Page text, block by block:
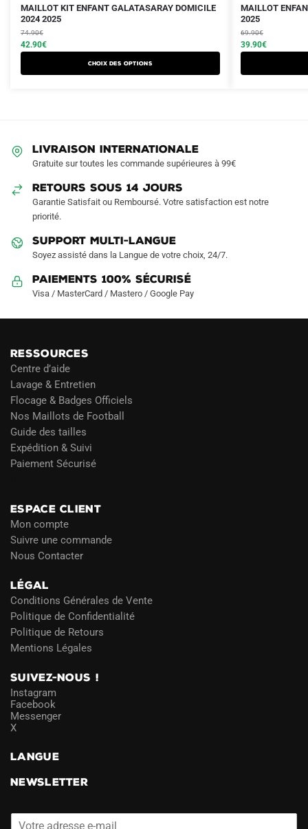
MAILLOT KIT ENFANT GALATASARAY DOMICILE
2024 2025
74.90€
Le
prix
initial
était :
42.90€
Le
prix
actuel
est :
Choix des options
Ce
produit
a
plusieurs
variations.
choisies
la
page
produit
MAILLOT
2025
69.90€
Le
prix
initial
était :
39.90€
Le
prix
actuel
est :
Ce
produit
a
plusieurs
variations.
page
LIVRAISON INTERNATIONALE
Gratuite sur toutes les commande supérieures à 99€
RETOURS SOUS 14 JOURS
Garantie Satisfait ou Remboursé. Votre satisfaction est notre
priorité.
SUPPORT MULTI-LANGUE
Soyez assisté dans la Langue de votre choix, 24/7.
Paiements 100% Sécurisé
Visa / MasterCard / Mastero / Google Pay
RESSOURCES
Centre d’aide
Lavage & Entretien
Flocage & Badges Officiels
Nos Maillots de Football
Guide des tailles
Expédition & Suivi
Paiement Sécurisé
ESPACE CLIENT
Mon compte
Suivre une commande
Nous Contacter
LÉGAL
Conditions Générales de Vente
Politique de Confidentialité
Politique de Retours
Mentions Légales
SUIVEZ-NOUS !
Instagram
Facebook
Messenger
X
LANGUE
NEWSLETTER